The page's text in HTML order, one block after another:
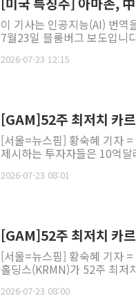
이 기사는 인공지능(AI) 번역
7월23일 블룸버그 보도입니
2026-07-23 12:15
[GAM]52주 최저치 카
[서울=뉴스핌] 황숙혜 기자
제시하는 투자자들은 10억
2026-07-23 08:01
[GAM]52주 최저치 카
[서울=뉴스핌] 황숙혜 기자
홀딩스(KRMN)가 52주 최저
2026-07-23 08:00